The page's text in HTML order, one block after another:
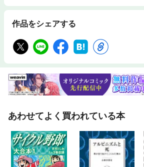
作品をシェアする
あわせてよく買われている本